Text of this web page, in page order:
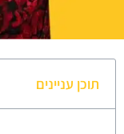
תוכן עניינים